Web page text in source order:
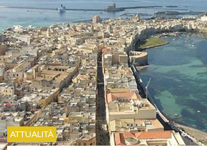
ATTUALITÀ